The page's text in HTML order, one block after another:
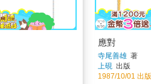
應對
寺尾善雄著
上硯 出版
1987/10/01 出版